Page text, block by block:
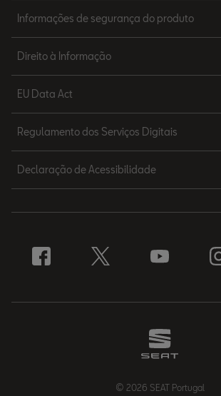
Informações de segurança do produto
Direito à Informação
EU Data Act
Regulamento dos Serviços Digitais
Declaração de Acessibilidade
© 2026 SEAT Portugal